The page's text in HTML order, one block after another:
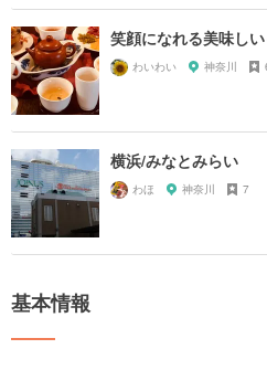
笑顔になれる美味し
わいわい 神奈川
横浜/みなとみらい
わほ 神奈川 7
基本情報